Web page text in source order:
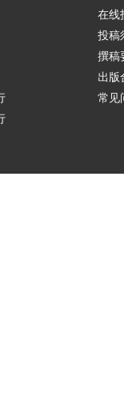
在线
投稿
撰稿
出版
常见